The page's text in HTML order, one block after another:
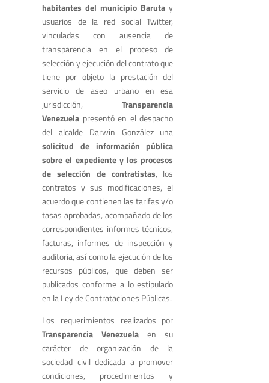
habitantes del municipio Baruta y
usuarios de la red social Twitter,
vinculadas con ausencia de
transparencia en el proceso de
selección y ejecución del contrato que
tiene por objeto la prestación del
servicio de aseo urbano en esa
jurisdicción,Transparencia
Venezuela presentó en el despacho
del alcalde Darwin González una
solicitud de información pública
sobre el expediente y los procesos
de selección de contratistas, los
contratos y sus modificaciones, el
acuerdo que contienen las tarifas y/o
tasas aprobadas, acompañado de los
correspondientes informes técnicos,
facturas, informes de inspección y
auditoria, así como la ejecución de los
recursos públicos, que deben ser
publicados conforme a lo estipulado
en la Ley de Contrataciones Públicas.
Los requerimientos realizados por
Transparencia Venezuela en su
carácter de organización de la
sociedad civil dedicada a promover
condiciones, procedimientos y